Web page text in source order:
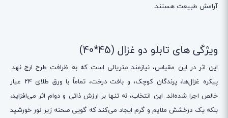
آرامش طبیعت هستند.
ویژگی های تابلو دو غزال (45*40)
این اثر در این مقیاس، نیازمند متریالی است که به ظرافت طرح ارج نهد.
پیکره غزال‌ها، پرندگان کوچک، و بافت درخت، تماماً با ورق طلای ۲۴ عیار
خالص اجرا شده‌اند. این انتخاب، نه تنها بر ارزش ذاتی و دوام اثر می‌افزاید،
بلکه یک درخشش ملایم و گرم ایجاد می‌کند که گویی صحنه زیر نور خورشید